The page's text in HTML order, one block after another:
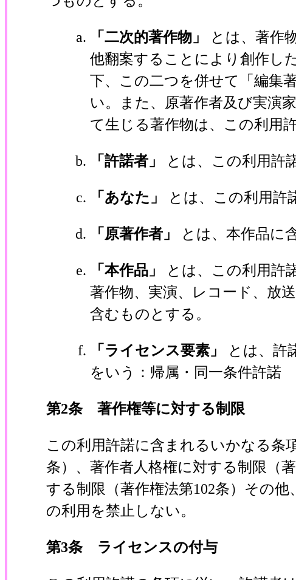
「二次的著作物」
とは、著作
他翻案することにより創作し
下、この二つを併せて「編集
い。また、原著作者及び実演
て生じる著作物は、この利用
「許諾者」 とは、この利用許
「あなた」 とは、この利用許
「原著作者」 とは、本作品に
「本作品」
とは、この利用許
著作物、実演、レコード、放
含むものとする。
「ライセンス要素」
とは、許
をいう：帰属・同一条件許諾
第2条 著作権等に対する制限
この利用許諾に含まれるいかなる条
条）、著作者人格権に対する制限（
する制限（著作権法第102条）その
の利用を禁止しない。
第3条 ライセンスの付与